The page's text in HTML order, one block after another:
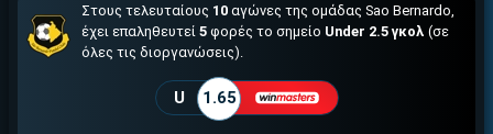
Στους τελευταίους 10 αγώνες της ομάδας Sao Bernardo,
έχει επαληθευτεί 5 φορές το σημείο Under 2.5 γκολ (σε
όλες τις διοργανώσεις).
U 1.65